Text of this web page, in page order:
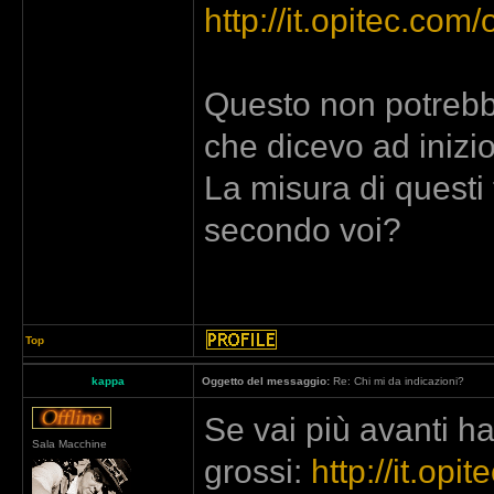
http://
Questo non
che dicevo ad
La misura di
secondo voi?
Top
kappa Oggetto del messaggio: Re: Chi mi da indicazioni?
Sala Macchine
Se vai più avanti
grossi: http://